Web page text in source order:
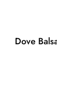
Dove